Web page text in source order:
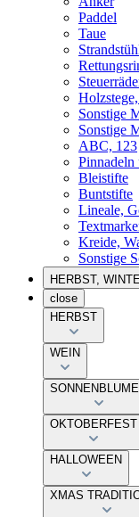
Paddel
Taue
Sonstige
Sonstige
ABC, 123
Pinnadeln
Bleistifte
Buntstifte
Lineale,
Kreide,
Sonstige
HERBST,
close
HERBST
WEIN
OKTOBERFEST
HALLOWEEN
XMAS